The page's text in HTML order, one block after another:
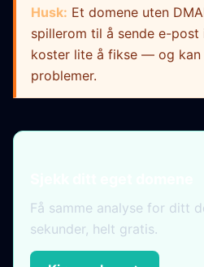
Husk: Et domene uten
spillerom til å sende e-
koster lite å fikse — og
problemer.
Få samme analyse for ditt
sekunder, helt gratis.